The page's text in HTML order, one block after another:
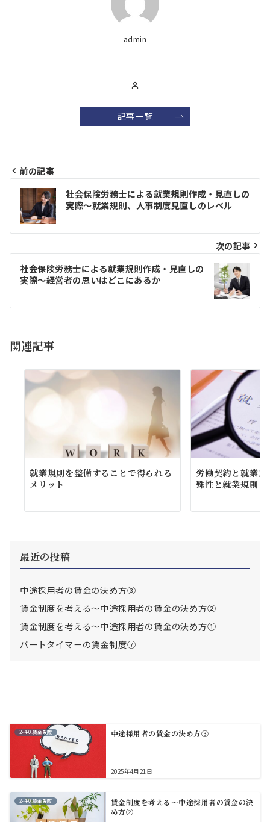
admin
記事一覧
投
稿
ナ
ビ
ゲ
ー
シ
ン
前の記事
社会保険労務士による就業規則作成・見直しの
実際～就業規則、人事制度見直しのレベル
次の記事
社会保険労務士による就業規則作成・見直しの
実際～経営者の思いはどこにあるか
関連記事
就業規則を整備することで得られる
メリット
労働契約と就業
殊性と就業規則
最近の投稿
中途採用者の賃金の決め方③
賃金制度を考える～中途採用者の賃金の決め方②
賃金制度を考える～中途採用者の賃金の決め方①
パートタイマーの賃金制度⑦
2-4-0.賃金制度 中途採用者の賃金の決め方③
2025年4月21日
2-4-0.賃金制度
賃金制度を考える～中途採用者の賃金の決
め方②